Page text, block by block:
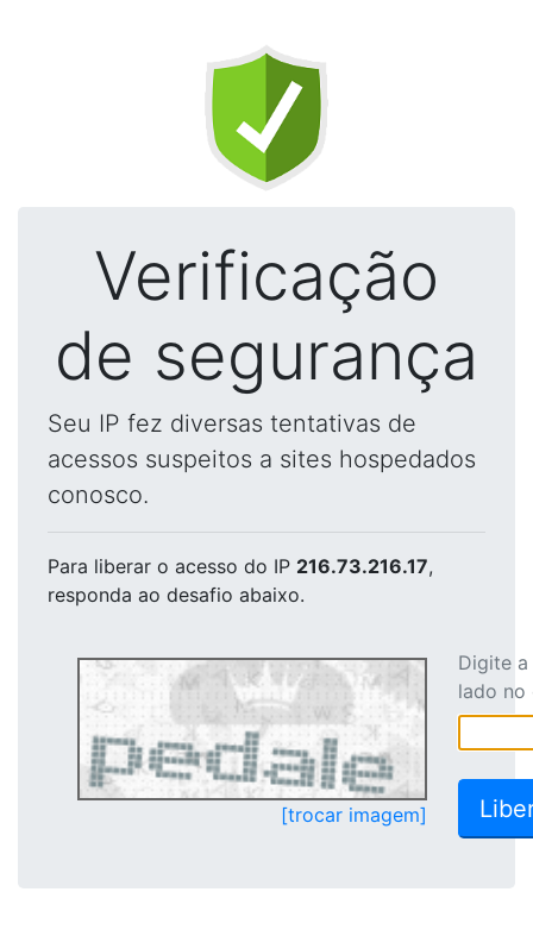
Verificação
de segurança
Seu IP fez diversas tentativas de
acessos suspeitos a sites hospedados
conosco.
Para liberar o acesso do IP 216.73.216.17,
responda ao desafio abaixo.
[trocar imagem]
Digite
lado no